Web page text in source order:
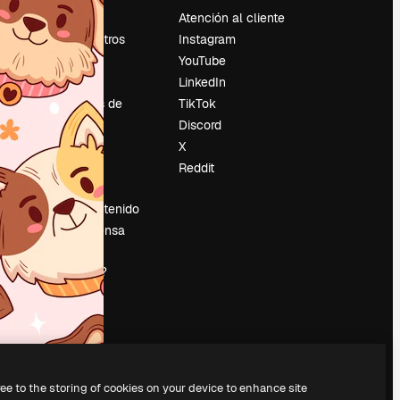
Precios
Sobre nosotros
Reviews
Empleo
Tendencias de
búsqueda
Blog
Eventos
Slidesgo
Vender contenido
Sala de prensa
magnific.ai?
Atención al cliente
Instagram
YouTube
LinkedIn
TikTok
Discord
X
Reddit
to the storing of cookies on your device to enhance site